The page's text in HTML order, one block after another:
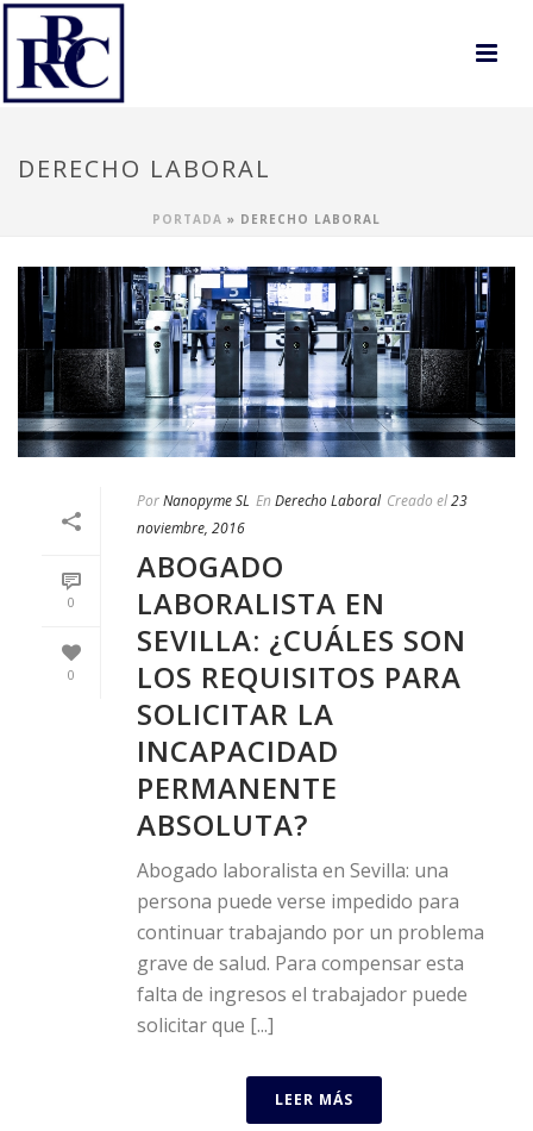
DERECHO LABORAL
PORTADA » DERECHO LABORAL
0
0
PorNanopyme SL En Derecho Laboral Creado el23
noviembre, 2016
ABOGADO
LABORALISTA EN
SEVILLA: ¿CUÁLES SON
LOS REQUISITOS PARA
SOLICITAR LA
INCAPACIDAD
PERMANENTE
ABSOLUTA?
Abogado laboralista en Sevilla: una
persona puede verse impedido para
continuar trabajando por un problema
grave de salud. Para compensar esta
falta de ingresos el trabajador puede
solicitar que [...]
LEER MÁS